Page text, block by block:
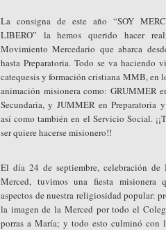
La consigna de este año “SOY
LIBERO” la hemos querido hacer
Movimiento Mercedario que abarca
hasta Preparatoria. Todo se va haciendo
catequesis y formación cristiana MMB, en
animación misionera como: GRUMMER
Secundaria, y JUMMER en Preparatoria
así como también en el Servicio Social.
ser quiere hacerse misionero!!
El día 24 de septiembre, celebración de
Merced, tuvimos una fiesta misionera
aspectos de nuestra religiosidad popular:
la imagen de la Merced por todo el
porras a María; y todo esto culminó con